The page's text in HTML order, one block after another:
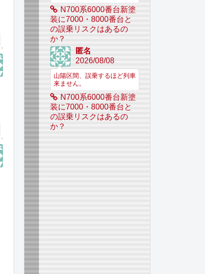
N700系6000番台新塗
装に7000・8000番台と
の誤乗リスクはあるの
か？
匿名
2026/08/08
山陽区間、誤乗するほど列車
来ません。
N700系6000番台新塗
装に7000・8000番台と
の誤乗リスクはあるの
か？